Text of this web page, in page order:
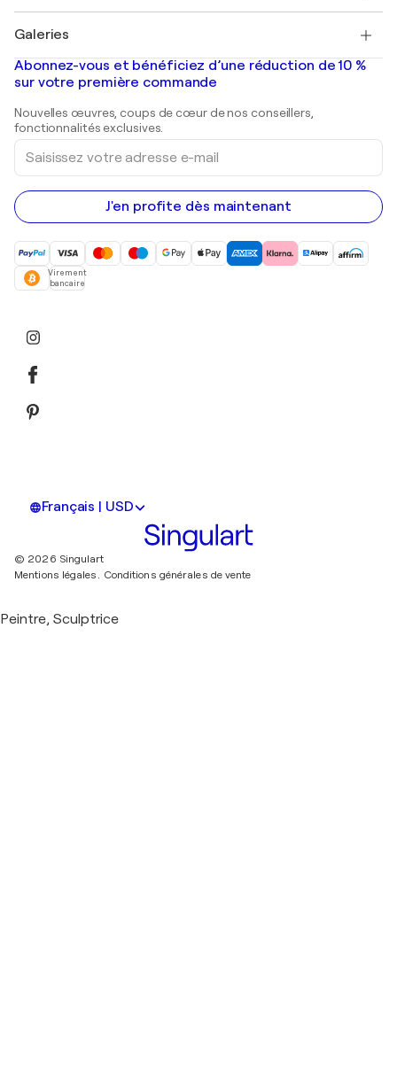
Banksy
Mr. Brainwash
Shepard Fairey
Tableaux abstraits à vendre
Peintures de paysage
Estampes
Peintures acryliques
Galeries
Galeries d'art en France
Galeries d'art en Belgique
Abonnez-vous et bénéficiez d’une réduction de 10 %
sur votre première commande
Nouvelles œuvres, coups de cœur de nos conseillers,
fonctionnalités exclusives.
Saisissez
votre
adresse
e-
mail
J'en profite dès maintenant
Virement
bancaire
Français | USD
© 2026 Singulart
Mentions légales. Conditions générales de vente
Peintre, Sculptrice